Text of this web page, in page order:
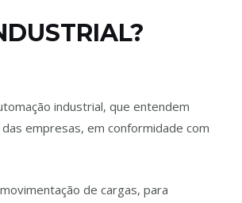
industrial, que entendem
empresas, em conformidade com
de cargas, para